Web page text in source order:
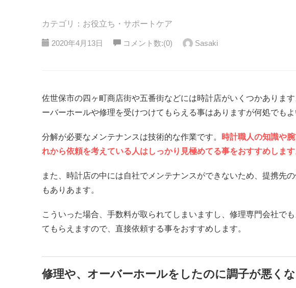
カテゴリ：お役立ち・サポートケア
2020年4月13日 コメント数:(0) Sasaki
佐世保市の四ヶ町商店街や五番街などには時計店がいくつかありま
ーバーホールや修理を受けつけてもらえる事はありますが何処でも
分解が必要なメンテナンスは技術的な作業です。
時計職人の知識や
れから依頼を考えている人はしっかり見極めてる事をおすすめします
また、時計店の中には自社でメンテナンスができないため、提携先
もありあます。
こういった場合、手数料が取られてしまいますし、修理専門会社で
てもらえますので、直接依頼する事をおすすめします。
修理や、オーバーホールをしたのに調子が悪く